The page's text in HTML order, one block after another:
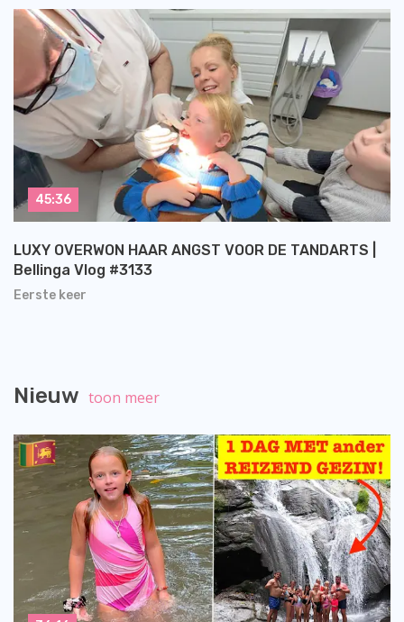
Eerste keer
LUXY OVERWON HAAR ANGST VOOR DE TANDARTS |
Bellinga Vlog #3133
45:36
Nieuw toon meer